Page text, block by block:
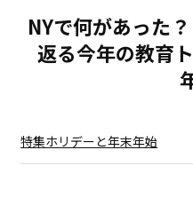
NYで何があった
返る今年の教育
特集ホリデーと年末年始